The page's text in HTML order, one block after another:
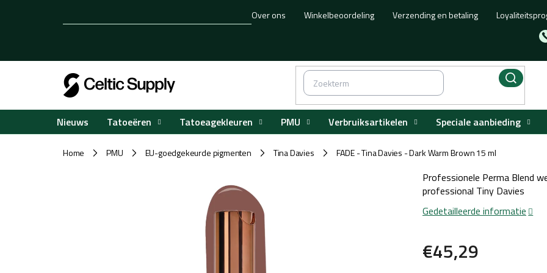
Over ons Winkelbeoordeling Verzending en betaling
Nieuws Tatoeëren Tatoeagekleuren PMU Verbruiksartikelen Speciale aanbieding
Home / PMU / EU-goedgekeurde pigmenten / Tina Davies / FADE - Tina Davies - Dark Warm Brown 15 ml
€45,29
Professionele Perma Blend
professional Tiny Davies
Gedetailleerde informatie